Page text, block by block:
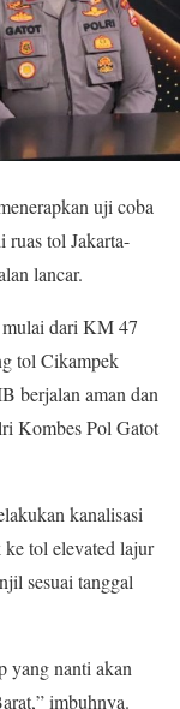
uji coba
ruas tol Jakarta-
lancar.
mulai dari KM 47
tol Cikampek
berjalan aman dan
Kombes Pol Gatot
kanalisasi
tol elevated lajur
sesuai tanggal
yang nanti akan
imbuhnya.